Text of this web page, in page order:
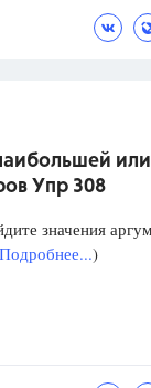
или
Упр 308
значения
Подробнее...)